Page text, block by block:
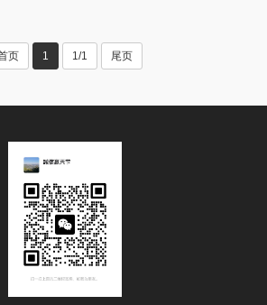
页 1 1/1 尾页